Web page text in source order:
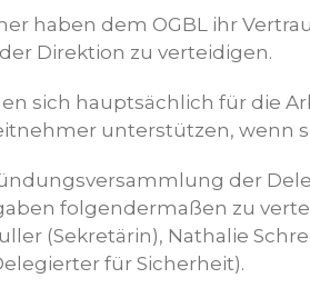
haben dem OGBL ihr
Direktion zu verteidigen.
sich hauptsächlich für die
unterstützen, wenn
der
folgendermaßen zu
(Sekretärin), Nathalie
für Sicherheit).